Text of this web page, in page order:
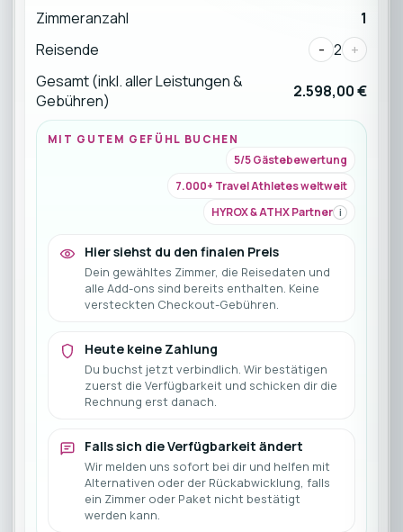
Zimmeranzahl
1
Reisende
- 2 +
Gesamt (inkl. aller Leistungen &
Gebühren)
2.598,00 €
MIT GUTEM GEFÜHL BUCHEN
5/5 Gästebewertung
7.000+ Travel Athletes weltweit
HYROX & ATHX Partner i
Hier siehst du den finalen Preis
Dein gewähltes Zimmer, die Reisedaten und
alle Add-ons sind bereits enthalten. Keine
versteckten Checkout-Gebühren.
Heute keine Zahlung
Du buchst jetzt verbindlich. Wir bestätigen
zuerst die Verfügbarkeit und schicken dir die
Rechnung erst danach.
Falls sich die Verfügbarkeit ändert
Wir melden uns sofort bei dir und helfen mit
Alternativen oder der Rückabwicklung, falls
ein Zimmer oder Paket nicht bestätigt
werden kann.